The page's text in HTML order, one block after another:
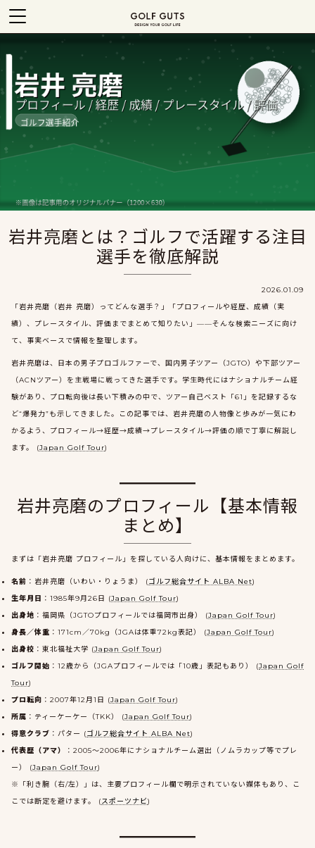
岩井亮磨とは？ゴルフで活躍する注目
選手を徹底解説
2026.01.09
「岩井亮磨（岩井 亮磨）ってどんな選手？」「プロフィールや経歴、成績（実
績）、プレースタイル、評価までまとめて知りたい」——そんな検索ニーズに向け
て、事実ベースで情報を整理します。
岩井亮磨は、日本の男子プロゴルファーで、国内男子ツアー（JGTO）や下部ツアー
（ACNツアー）を主戦場に戦ってきた選手です。学生時代にはナショナルチーム経
験があり、プロ転向後は長い下積みの中で、ツアー自己ベスト「61」を記録するな
ど“爆発力”も示してきました。この記事では、岩井亮磨の人物像と歩みが一気にわ
かるよう、プロフィール→経歴→成績→プレースタイル→評価の順で丁寧に解説し
ます。 (Japan Golf Tour)
岩井亮磨のプロフィール【基本情報
まとめ】
まずは「岩井亮磨 プロフィール」を探している人向けに、基本情報をまとめます。
名前 ：岩井亮磨（いわい・りょうま） (ゴルフ総合サイト ALBA Net)
生年月日 ：1985年9月26日 (Japan Golf Tour)
出身地 ：福岡県（JGTOプロフィールでは福岡市出身） (Japan Golf Tour)
身長／体重 ：171cm／70kg（JGAは体重72kg表記） (Japan Golf Tour)
出身校 ：東北福祉大学 (Japan Golf Tour)
ゴルフ開始 ：12歳から（JGAプロフィールでは「10歳」表記もあり） (Japan Golf
Tour)
プロ転向 ：2007年12月1日 (Japan Golf Tour)
所属 ：ティーケーケー（TKK） (Japan Golf Tour)
得意クラブ ：パター (ゴルフ総合サイト ALBA Net)
代表歴（アマ）
：2005～2006年にナショナルチーム選出（ノムラカップ等でプレ
ー） (Japan Golf Tour)
※「利き腕（右/左）」は、主要プロフィール欄で明示されていない媒体もあり、こ
こでは断定を避けます。 (スポーツナビ)